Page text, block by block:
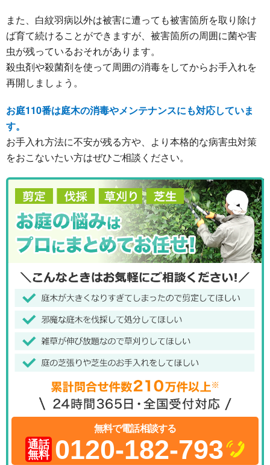
また、白紋羽病以外は被害に遭っても被害箇所を取り除け
ば育て続けることができますが、被害箇所の周囲に菌や害
虫が残っているおそれがあります。
殺虫剤や殺菌剤を使って周囲の消毒をしてからお手入れを
再開しましょう。
お庭110番は庭木の消毒やメンテナンスにも対応していま
す。
お手入れ方法に不安が残る方や、より本格的な病害虫対策
をおこないたい方はぜひご相談ください。
無料で電話相談する
通話
無料 0120-182-793